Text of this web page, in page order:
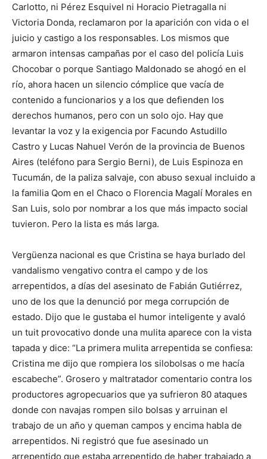
Carlotto, ni Pérez Esquivel ni Horacio Pietragalla ni
Victoria Donda, reclamaron por la aparición con vida o el
juicio y castigo a los responsables. Los mismos que
armaron intensas campañas por el caso del policía Luis
Chocobar o porque Santiago Maldonado se ahogó en el
río, ahora hacen un silencio cómplice que vacía de
contenido a funcionarios y a los que defienden los
derechos humanos, pero con un solo ojo. Hay que
levantar la voz y la exigencia por Facundo Astudillo
Castro y Lucas Nahuel Verón de la provincia de Buenos
Aires (teléfono para Sergio Berni), de Luis Espinoza en
Tucumán, de la paliza salvaje, con abuso sexual incluido a
la familia Qom en el Chaco o Florencia Magalí Morales en
San Luis, solo por nombrar a los que más impacto social
tuvieron. Pero la lista es más larga.
Vergüenza nacional es que Cristina se haya burlado del
vandalismo vengativo contra el campo y de los
arrepentidos, a días del asesinato de Fabián Gutiérrez,
uno de los que la denunció por mega corrupción de
estado. Dijo que le gustaba el humor inteligente y avaló
un tuit provocativo donde una mulita aparece con la vista
tapada y dice: “La primera mulita arrepentida se confiesa:
Cristina me dijo que rompiera los silobolsas o me hacía
escabeche”. Grosero y maltratador comentario contra los
productores agropecuarios que ya sufrieron 80 ataques
donde con navajas rompen silo bolsas y arruinan el
trabajo de un año y queman campos y encima habla de
arrepentidos. Ni registró que fue asesinado un
arrepentido que estaba arrepentido de haber trabajado a